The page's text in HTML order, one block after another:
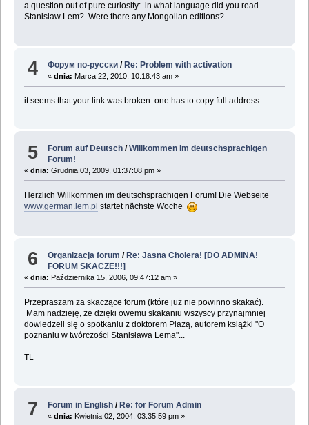
a question out of pure curiosity: in what language did you read
Stanislaw Lem? Were there any Mongolian editions?
4 Форум по-русски /Re: Problem with activation
«dnia: Marca 22, 2010, 10:18:43 am »
it seems that your link was broken: one has to copy full address
5 Forum auf Deutsch /Willkommen im deutschsprachigen
Forum!
« dnia: Grudnia 03, 2009, 01:37:08 pm »
Herzlich Willkommen im deutschsprachigen Forum! Die Webseite
www.german.lem.pl startet nächste Woche
6 Organizacja forum /Re: Jasna Cholera! [DO ADMINA!
FORUM SKACZE!!!]
« dnia: Października 15, 2006, 09:47:12 am »
Przepraszam za skaczące forum (które już nie powinno skakać).
Mam nadzieję, że dzięki owemu skakaniu wszyscy przynajmniej
dowiedzeli się o spotkaniu z doktorem Płazą, autorem książki "O
poznaniu w twórczości Stanisława Lema"...
TL
7 Forum in English / Re: for Forum Admin
«dnia: Kwietnia 02, 2004, 03:35:59 pm »